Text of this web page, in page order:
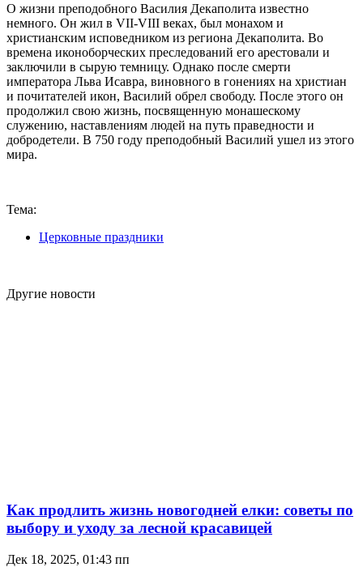
О жизни преподобного Василия Декаполита известно
немного. Он жил в VII-VIII веках, был монахом и
христианским исповедником из региона Декаполита. Во
времена иконоборческих преследований его арестовали и
заключили в сырую темницу. Однако после смерти
императора Льва Исавра, виновного в гонениях на христиан
и почитателей икон, Василий обрел свободу. После этого он
продолжил свою жизнь, посвященную монашескому
служению, наставлениям людей на путь праведности и
добродетели. В 750 году преподобный Василий ушел из этого
мира.
Тема:
Церковные праздники
Другие новости
Как продлить жизнь новогодней елки: советы по
выбору и уходу за лесной красавицей
Дек 18, 2025, 01:43 пп